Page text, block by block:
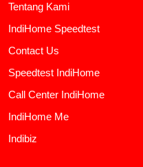
Tentang Kami
IndiHome Speedtest
Contact Us
Speedtest IndiHome
Call Center IndiHome
IndiHome Me
Indibiz